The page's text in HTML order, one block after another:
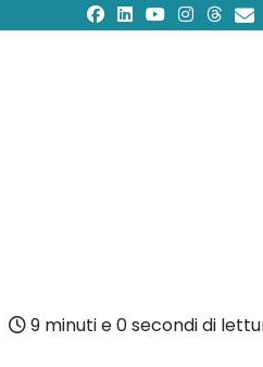
9 minuti e 0 secondi di